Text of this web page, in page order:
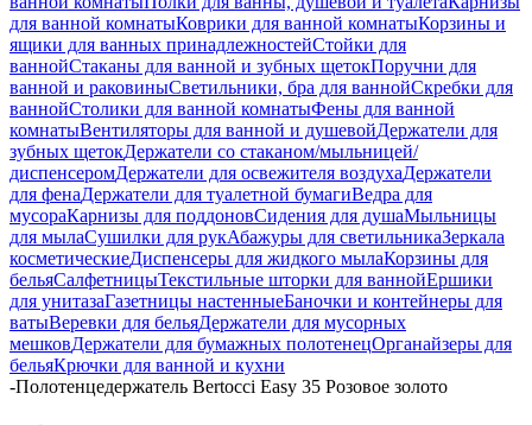
для ванной комнатыКоврики для ванной комнатыКорзины и
ящики для ванных принадлежностейСтойки для
ваннойСтаканы для ванной и зубных щетокПоручни для
ванной и раковиныСветильники, бра для ваннойСкребки для
ваннойСтолики для ванной комнатыФены для ванной
комнатыВентиляторы для ванной и душевойДержатели для
зубных щетокДержатели со стаканом/мыльницей/
диспенсеромДержатели для освежителя воздухаДержатели
для фенаДержатели для туалетной бумагиВедра для
мусораКарнизы для поддоновСидения для душаМыльницы
для мылаСушилки для рукАбажуры для светильникаЗеркала
косметическиеДиспенсеры для жидкого мылаКорзины для
бельяСалфетницыТекстильные шторки для ваннойЕршики
для унитазаГазетницы настенныеБаночки и контейнеры для
ватыВеревки для бельяДержатели для мусорных
мешковДержатели для бумажных полотенецОрганайзеры для
бельяКрючки для ванной и кухни
-Полотенцедержатель Bertocci Easy 35 Розовое золото